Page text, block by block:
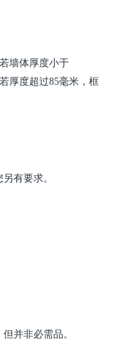
墙体厚度小于
厚度超过85毫米，框
有要求。
并非必需品。